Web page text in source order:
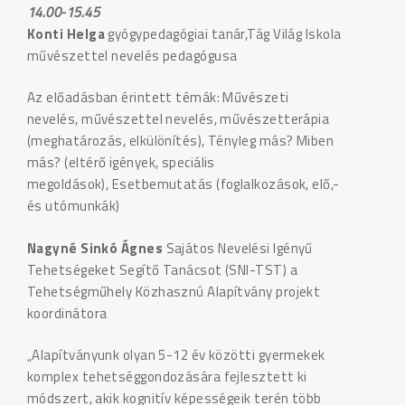
14.00-15.45
Konti Helgagyógypedagógiai tanár,Tág Világ Iskola
művészettel nevelés pedagógusa
Az előadásban érintett témák: Művészeti
nevelés, művészettel nevelés, művészetterápia
(meghatározás, elkülönítés), Tényleg más? Miben
más? (eltérő igények, speciális
megoldások), Esetbemutatás (foglalkozások, elő,-
és utómunkák)
Nagyné Sinkó Ágnes Sajátos Nevelési Igényű
Tehetségeket Segítő Tanácsot (SNI-TST) a
Tehetségműhely Közhasznú Alapítvány projekt
koordinátora
„Alapítványunk olyan 5-12 év közötti gyermekek
komplex tehetséggondozására fejlesztett ki
módszert, akik kognitív képességeik terén több